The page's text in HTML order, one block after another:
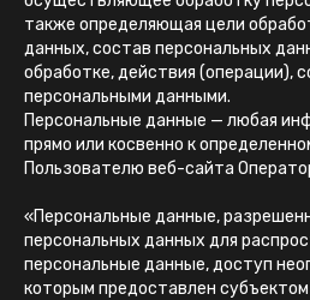
также определяющая цели
данных, состав персональных
обработке, действия (операции),
персональными данными.
Персональные данные — любая
прямо или косвенно к
Пользователю веб-сайта
«Персональные данные,
персональных данных для
персональные данные, доступ
которым предоставлен